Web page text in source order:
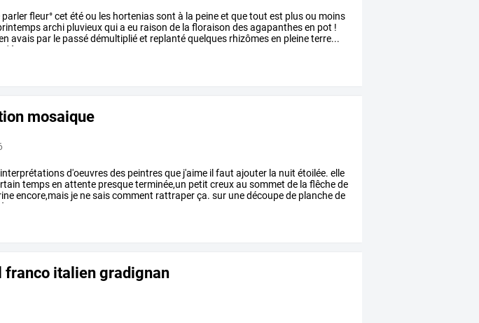
parlerfleur°cet étéou les horteniassont à la peineet quetout est plusou moins
archi pluvieuxquia eu raison de la floraison desagapanthesen pot !
avais par le passédémultipliéet replantéquelques rhizômesen pleineterre...
à
mosaique
interprétationsd'oeuvresdes peintresque j'aime il faut ajouter la nuit étoilée. elle
tempsen attente presqueterminée,un petit creuxau sommet de la flêchede
encore,mais je nesaiscomment rattraperça. sur unedécoupede planchede
à
franco italien gradignan